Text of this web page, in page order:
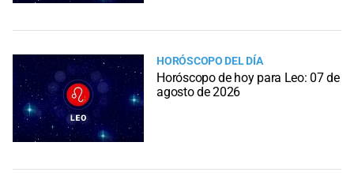
HORÓSCOPO DEL DÍA
Horóscopo de hoy para Leo: 07 de
agosto de 2026